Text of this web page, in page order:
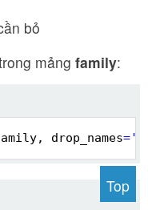
bỏ
mảng family:
drop_names=
Top